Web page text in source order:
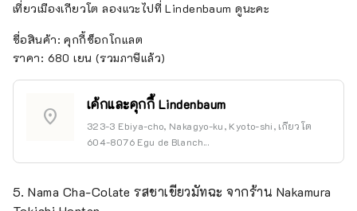
เที่ยวเมืองเกียวโต ลองแวะไปที่ Lindenbaum ดูนะคะ
ชื่อสินค้า: คุกกี้ช็อกโกแลต
ราคา: 680 เยน (รวมภาษีแล้ว)
location_on
เค้กและคุกกี้ Lindenbaum
323-3 Ebiya-cho, Nakagyo-ku, Kyoto-shi, เกียวโต
604-8076 Egu de Blanch...
5. Nama Cha-Colate รสชาเขียวมัทฉะ จากร้าน Nakamura